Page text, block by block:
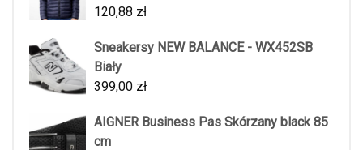
120,88 zł
Sneakersy NEW BALANCE - WX452SB
Biały
399,00 zł
AIGNER Business Pas Skórzany black 85
cm